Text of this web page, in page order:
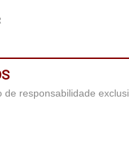
de responsabilidade